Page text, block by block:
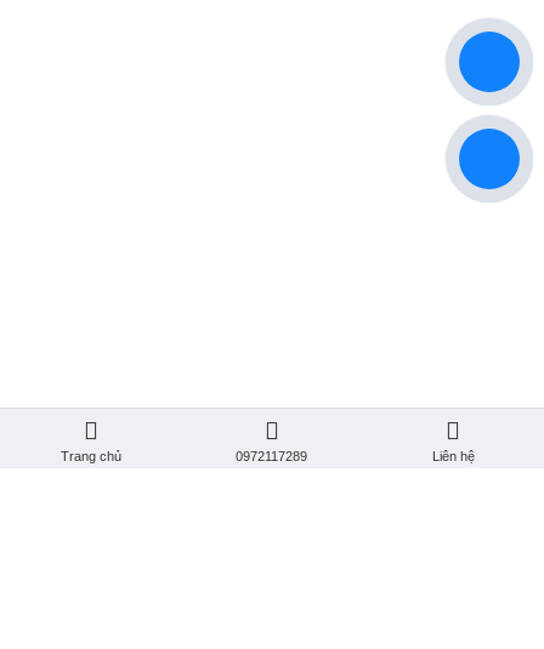
ÂM THANH - THIẾT BỊ KARAOKE
Trụ Sở: 308 QL. 13, Kp. 1, Mỹ Phước, Bến Cát, Bình Dương
Trang chủ 0972117289 Liên hệ